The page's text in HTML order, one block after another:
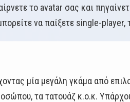
το avatar σας και
να παίξετε single-
μία μεγάλη γκάμα από
τα τατουάζ κ.ο.κ.